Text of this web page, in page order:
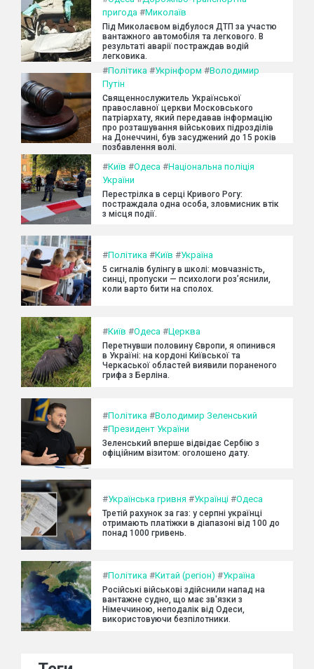
пригода #Миколаїв
Під Миколаєвом відбулося ДТП за участю
вантажного автомобіля та легкового. В
результаті аварії постраждав водій
легковика.
#Політика #Укрінформ #Володимир
Путін
Священнослужитель Української
православної церкви Московського
патріархату, який передавав інформацію
про розташування військових підрозділів
на Донеччині, був засуджений до 15 років
позбавлення волі.
#Київ #Одеса #Національна поліція
України
Перестрілка в серці Кривого Рогу:
постраждала одна особа, зловмисник втік
з місця події.
#Політика #Київ #Україна
5 сигналів булінгу в школі: мовчазність,
синці, пропуски — психологи роз’яснили,
коли варто бити на сполох.
#Київ #Одеса #Церква
Перетнувши половину Європи, я опинився
в Україні: на кордоні Київської та
Черкаської областей виявили пораненого
грифа з Берліна.
#Політика #Володимир Зеленський
#Президент України
Зеленський вперше відвідає Сербію з
офіційним візитом: оголошено дату.
#Українська гривня #Українці #Одеса
Третій рахунок за газ: у серпні українці
отримають платіжки в діапазоні від 100 до
понад 1000 гривень.
#Політика #Китай (регіон) #Україна
Російські військові здійснили напад на
вантажне судно, що має зв'язки з
Німеччиною, неподалік від Одеси,
використовуючи безпілотники.